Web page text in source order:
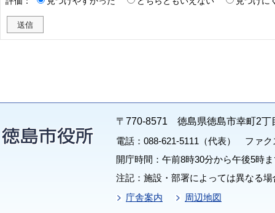
〒770-8571 徳島県徳島市幸町2丁
電話：088-621-5111（代表） ファク
開庁時間：午前8時30分から午後5時
注記：施設・部署によっては異なる
庁舎案内
周辺地図